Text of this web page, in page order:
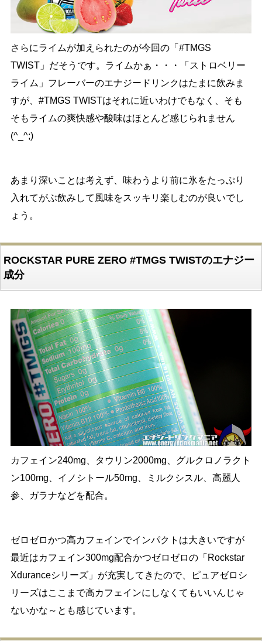
さらにライムが加えられたのが今回の「#TMGS
TWIST」だそうです。ライムかぁ・・・「ストロベリー
ライム」フレーバーのエナジードリンクはたまに飲みま
すが、#TMGS TWISTはそれに近いわけでもなく、そも
そもライムの爽快感や酸味はほとんど感じられません
(^_^;)
あまり深いことは考えず、味わうより前に氷をたっぷり
入れてがぶ飲みして風味をスッキリ楽しむのが良いでし
ょう。
ROCKSTAR PURE ZERO #TMGS TWISTのエナジー
成分
カフェイン240mg、タウリン2000mg、グルクロノラクト
ン100mg、イノシトール50mg、ミルクシスル、高麗人
参、ガラナなどを配合。
ゼロゼロかつ高カフェインでインパクトは大きいですが
最近はカフェイン300mg配合かつゼロゼロの「Rockstar
Xduranceシリーズ」が充実してきたので、ピュアゼロシ
リーズはここまで高カフェインにしなくてもいいんじゃ
ないかな～とも感じています。